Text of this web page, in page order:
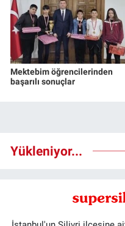
Mektebim öğrencilerinden
başarılı sonuçlar
Yükleniyor...